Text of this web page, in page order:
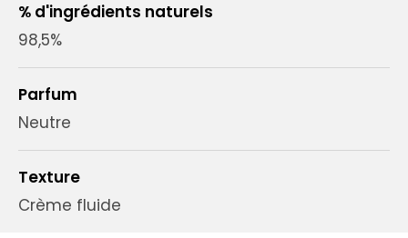
% d'ingrédients naturels
98,5%
Parfum
Neutre
Texture
Crème fluide